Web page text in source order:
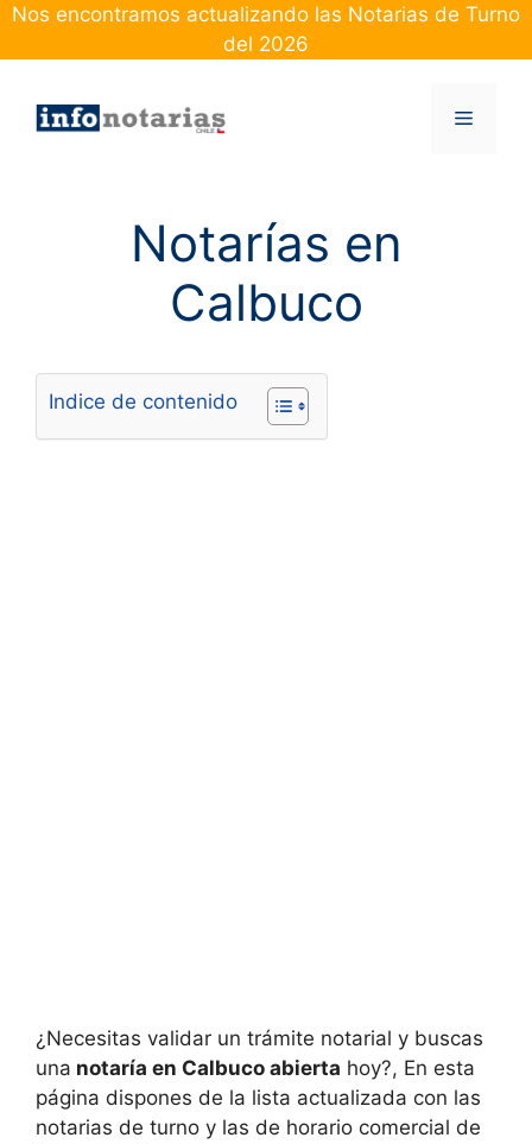
Skip
Nos encontramos actualizando las Notarias de Turno
del 2026
Menu
Notarías en
Calbuco
Indice de contenido
¿Necesitas validar un trámite notarial y buscas
una notaría en Calbuco abierta hoy?, En esta
página dispones de la lista actualizada con las
notarias de turno y las de horario comercial de